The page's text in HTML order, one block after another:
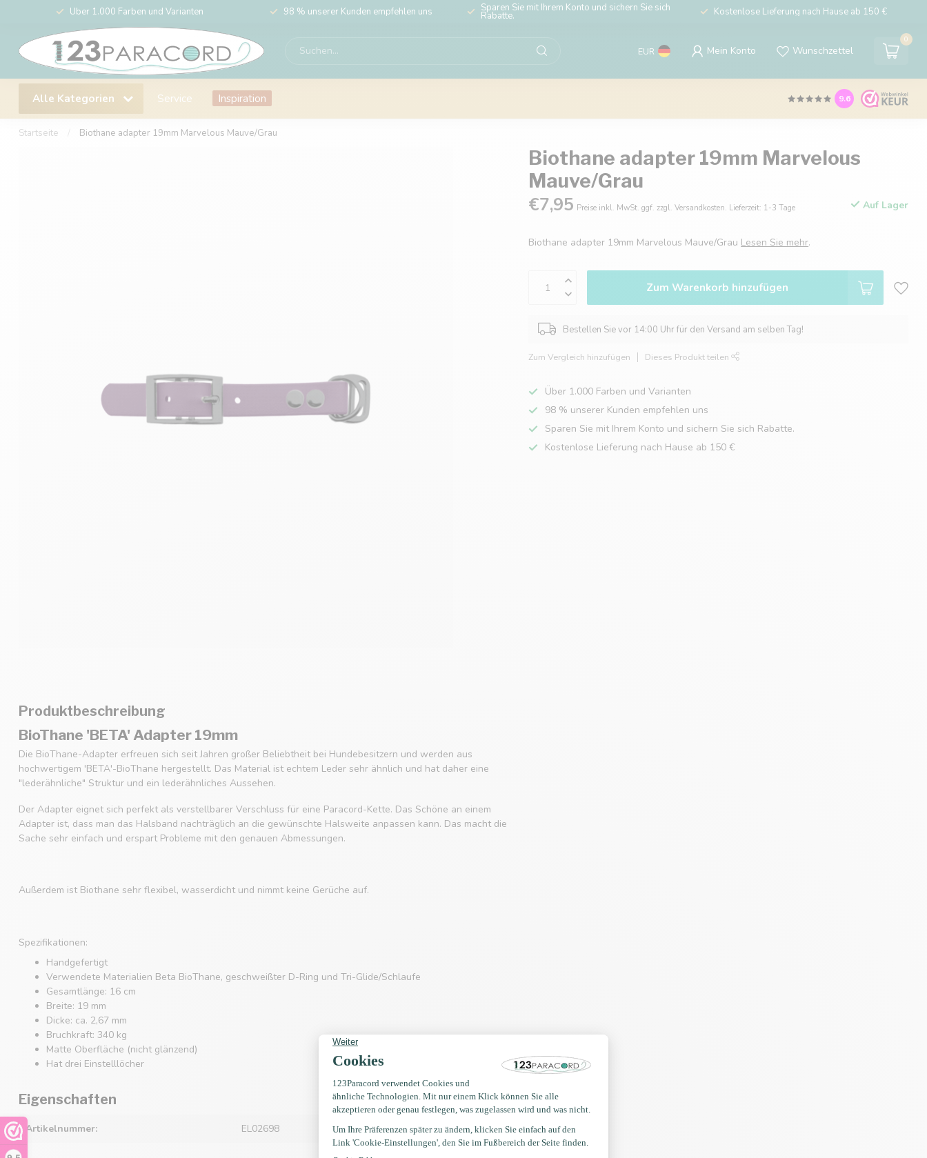
Über 1.000 Farben und Varianten 98 % unserer Kunden empfehlen uns Sparen Sie mit Ihrem Konto und sichern Sie sich
Rabatte. Kostenlose Lieferung nach Hause ab 150 €
EUR Mein Konto Wunschzettel
0
Alle Kategorien Service Inspiration 9.6
Startseite Biothane adapter 19mm Marvelous Mauve/Grau
Biothane adapter 19mm Marvelous
Mauve/Grau
€7,95 Preise inkl. MwSt. ggf. zzgl. Versandkosten. Lieferzeit: 1-3 Tage Auf Lager
Biothane adapter 19mm Marvelous Mauve/Grau Lesen Sie mehr.
Zum Warenkorb hinzufügen
Bestellen Sie vor 14:00 Uhr für den Versand am selben Tag!
Zum Vergleich hinzufügen Dieses Produkt teilen
Über 1.000 Farben und Varianten
98 % unserer Kunden empfehlen uns
Sparen Sie mit Ihrem Konto und sichern Sie sich Rabatte.
Kostenlose Lieferung nach Hause ab 150 €
Produktbeschreibung
BioThane 'BETA' Adapter 19mm
Die BioThane-Adapter erfreuen sich seit Jahren großer Beliebtheit bei Hundebesitzern und werden aus
hochwertigem 'BETA'-BioThane hergestellt. Das Material ist echtem Leder sehr ähnlich und hat daher eine
"lederähnliche" Struktur und ein lederähnliches Aussehen.
Der Adapter eignet sich perfekt als verstellbarer Verschluss für eine Paracord-Kette. Das Schöne an einem
Adapter ist, dass man das Halsband nachträglich an die gewünschte Halsweite anpassen kann. Das macht die
Sache sehr einfach und erspart Probleme mit den genauen Abmessungen.
Außerdem ist Biothane sehr flexibel, wasserdicht und nimmt keine Gerüche auf.
Spezifikationen:
Handgefertigt
Verwendete Materialien Beta BioThane, geschweißter D-Ring und Tri-Glide/Schlaufe
Gesamtlänge: 16 cm
Breite: 19 mm
Dicke: ca. 2,67 mm
Bruchkraft: 340 kg
Matte Oberfläche (nicht glänzend)
Hat drei Einstelllöcher
Eigenschaften
Artikelnummer: EL02698